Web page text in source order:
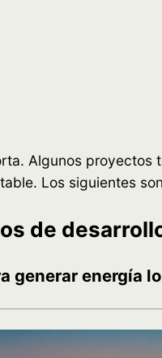
Algunos proyectos
Los siguientes
de
generar energía